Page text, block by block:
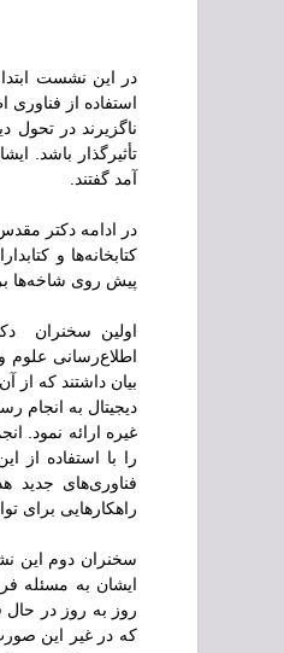
در این نشست
استفاده از فناوری
ناگزیرند در تحول
تأثیرگذار باشد.
آمد گفتند.
در ادامه دکتر
کتابخانه‌ها و
پیش روی شاخه‌ها
اولین سخنران
اطلاع‌رسانی علوم
بیان داشتند که
دیجیتال به انجام
غیره ارائه نمود.
را با استفاده از
فناوری‌های جدید
راهکارهایی برای
سخنران دوم این
ایشان به مسئله
روز به روز در حال
که در غیر این